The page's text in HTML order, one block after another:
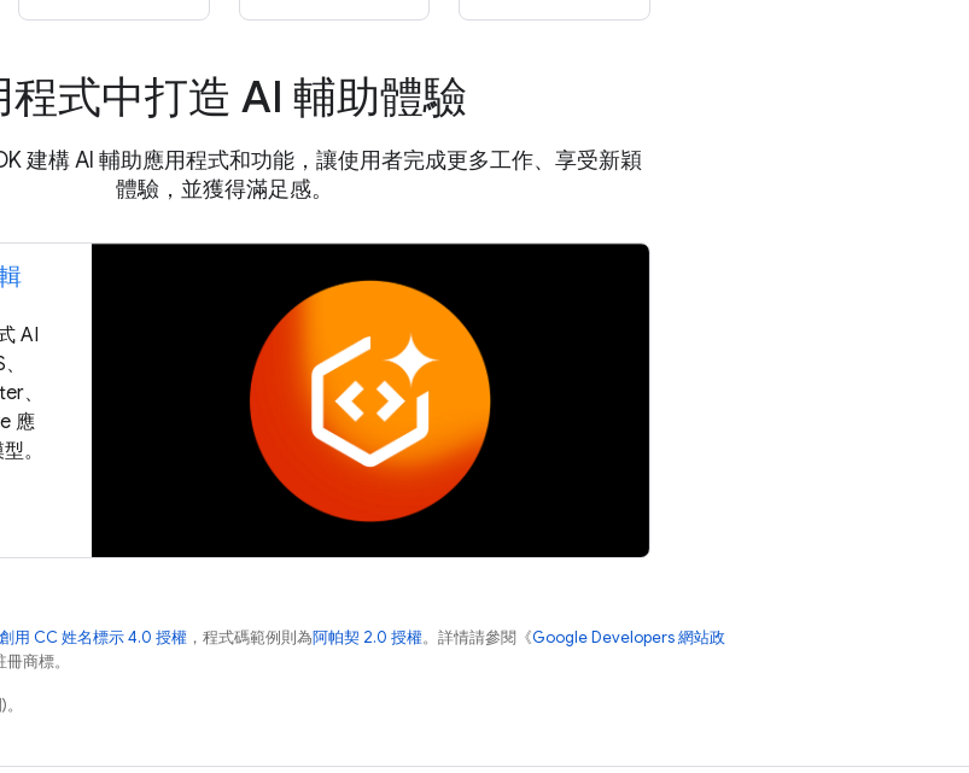
程式中打造 AI 輔助體驗
建構 AI 輔助應用程式和功能，讓使用者完成更多工作、享受新穎
體驗，並獲得滿足感。
AI
、
應
。
創用 CC 姓名標示 4.0 授權 ，程式碼範例則為阿帕契 2.0 授權。詳情請參閱《Google Developers 網站政
商標。